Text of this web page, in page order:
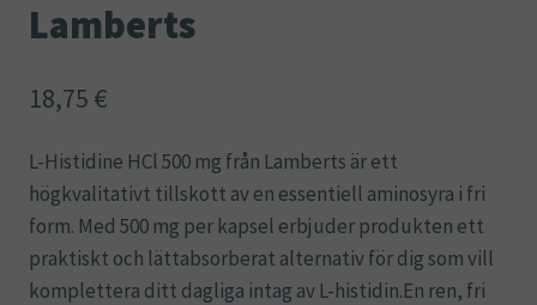
Lamberts
18,75 €
L-Histidine HCl 500 mg från Lamberts är ett
högkvalitativt tillskott av en essentiell aminosyra i fri
form. Med 500 mg per kapsel erbjuder produkten ett
praktiskt och lättabsorberat alternativ för dig som vill
komplettera ditt dagliga intag av L-histidin.En ren, fri